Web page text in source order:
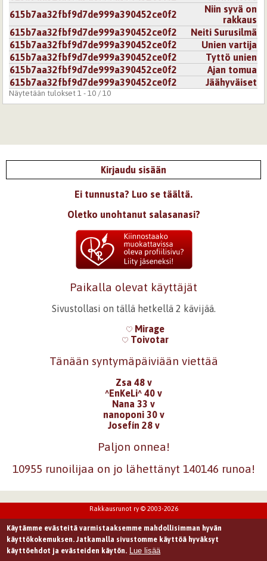
615b7aa32fbf9d7de999a390452ce0f2
Niin syvä on
rakkaus
615b7aa32fbf9d7de999a390452ce0f2
Neiti Surusilmä
615b7aa32fbf9d7de999a390452ce0f2
Unien vartija
615b7aa32fbf9d7de999a390452ce0f2
Tyttö unien
615b7aa32fbf9d7de999a390452ce0f2
Ajan tomua
615b7aa32fbf9d7de999a390452ce0f2
Jäähyväiset
Näytetään tulokset 1 - 10 / 10
Kirjaudu sisään
Ei tunnusta? Luo se täältä.
Oletko unohtanut salasanasi?
Paikalla olevat käyttäjät
Sivustollasi on tällä hetkellä 2 kävijää.
Mirage
Toivotar
Tänään syntymäpäiviään viettää
Zsa 48 v
^EnKeLi^ 40 v
Nana 33 v
nanoponi 30 v
Josefín 28 v
Paljon onnea!
10955 runoilijaa on jo lähettänyt 140146 runoa!
Rakkausrunot ry © 2003-2026
Käytämme evästeitä varmistaaksemme mahdollisimman hyvän
käyttökokemuksen. Jatkamalla sivustomme käyttöä hyväksyt
käyttöehdot ja evästeiden käytön. Lue lisää